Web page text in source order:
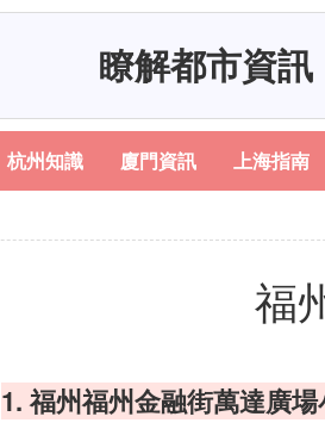
瞭解都市資
杭州知識 廈門資訊 上海指南
福
1. 福州福州金融街萬達廣